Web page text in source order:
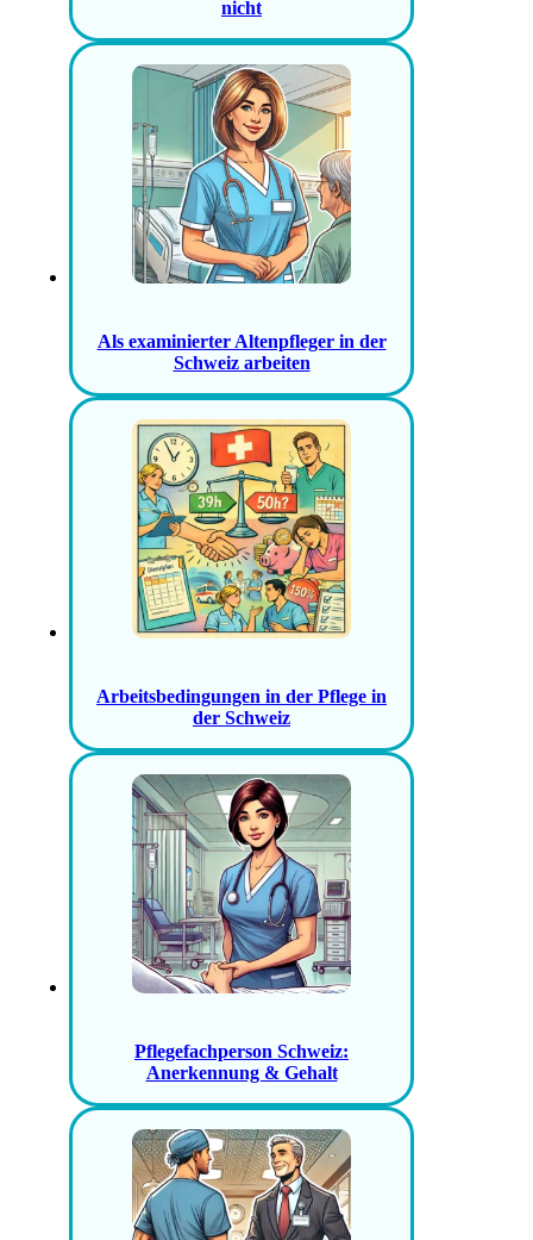
nicht
Als examinierter Altenpfleger in der
Schweiz arbeiten
Arbeitsbedingungen in der Pflege in
der Schweiz
Pflegefachperson Schweiz:
Anerkennung & Gehalt